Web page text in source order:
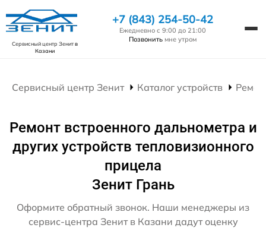
Сервисный центр Зенитв
Казани
+7 (843) 254-50-42
Ежедневно с 9:00 до 21:00
Позвонить мне утром
Сервисный центр Зенит Каталог устройств
Ремонт встроенного дальнометра и
других устройств тепловизионного
прицела
Зенит Грань
Оформите обратный звонок. Наши менеджеры из
сервис-центра Зенит в Казани дадут оценку